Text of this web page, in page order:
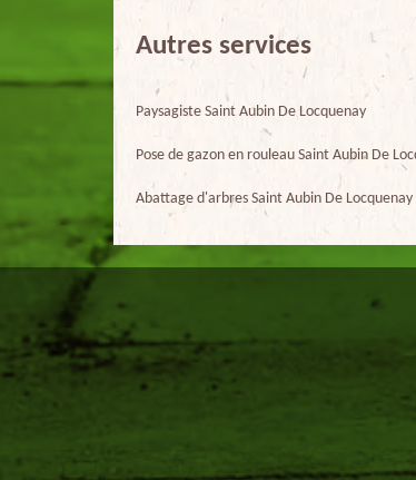
Autres services
Paysagiste Saint Aubin De Locquenay
Pose de gazon en rouleau Saint Aubin De
Abattage d'arbres Saint Aubin De Locquenay